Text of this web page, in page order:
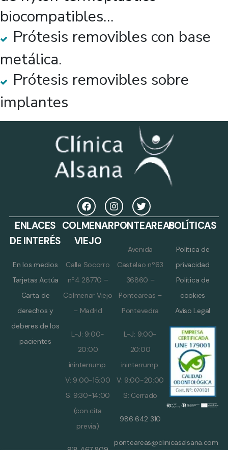
biocompatibles…
Prótesis removibles con base
metálica.
Prótesis removibles sobre
implantes
ENLACES
DE INTERÉS
En los medios
Tarjetas Actúa
Carta de
derechos y
deberes de los
pacientes
COLMENAR
VIEJO
Calle Socorro
nº4 28770 –
Colmenar Viejo
– Madrid
L-J: 9:00-
20:00
ininterrump.
V: 9:00-15:00
S: 9:30-14:00
(con cita
previa)
PONTEAREAS
Avenida
Castelao nº63
36860 –
Ponteareas –
Pontevedra
L-J: 9:00-
20:00
ininterrump.
V: 9:00-20:00
S: Cerrado
986 642 310
ponteareas@clinicasalsana.com
POLÍTICAS
Política de
privacidad
Política de
cookies
Aviso Legal